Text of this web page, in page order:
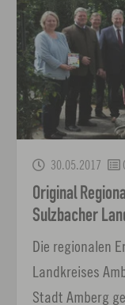
30.05.2017
Original
Sulzbacher
Die regionalen
Landkreises
Stadt Amberg